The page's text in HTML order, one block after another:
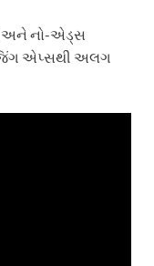
અને નો-એડ્સ
એપ્સથી અલગ